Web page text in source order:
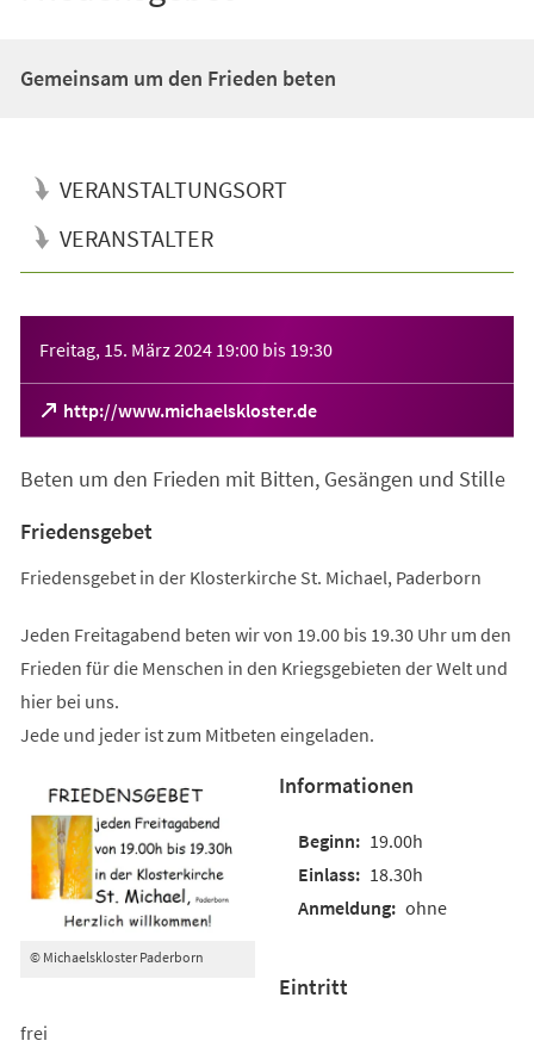
Gemeinsam um den Frieden beten
VERANSTALTUNGSORT
VERANSTALTER
Freitag, 15. März 2024 19:00 bis 19:30
http://www.michaelskloster.de
(Öffnet
in
neuen
Beten um den Frieden mit Bitten, Gesängen und Stille
Friedensgebet
Friedensgebet in der Klosterkirche St. Michael, Paderborn
Jeden Freitagabend beten wir von 19.00 bis 19.30 Uhr um den
Frieden für die Menschen in den Kriegsgebieten der Welt und
hier bei uns.
Jede und jeder ist zum Mitbeten eingeladen.
© Michaelskloster Paderborn
Informationen
19.00h
18.30h
ohne
Eintritt
frei